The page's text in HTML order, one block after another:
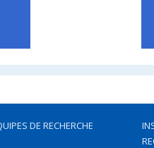
DE RECHERCHE